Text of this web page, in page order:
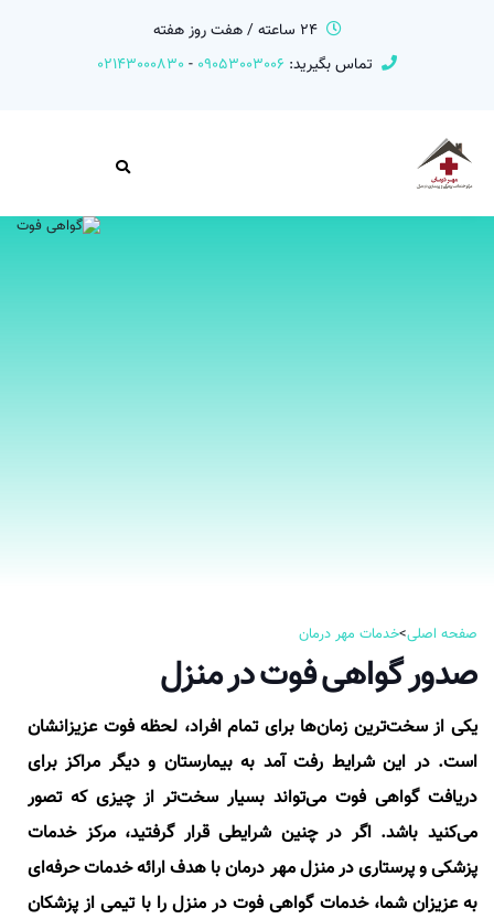
24 ساعته / هفت روز هفته
تماس بگیرید: 09053003006
-
02143000830
صفحه اصلی>خدمات مهر درمان
صدور گواهی فوت در منزل
یکی از سخت‌ترین زمان‌ها برای تمام افراد، لحظه فوت عزیزانشان
است. در این شرایط رفت آمد به بیمارستان و دیگر مراکز برای
دریافت گواهی فوت می‌تواند بسیار سخت‌تر از چیزی که تصور
می‌کنید باشد. اگر در چنین شرایطی قرار گرفتید، مرکز خدمات
پزشکی و پرستاری در منزل مهر درمان با هدف ارائه خدمات حرفه‌ای
به عزیزان شما، خدمات گواهی فوت در منزل را با تیمی از پزشکان